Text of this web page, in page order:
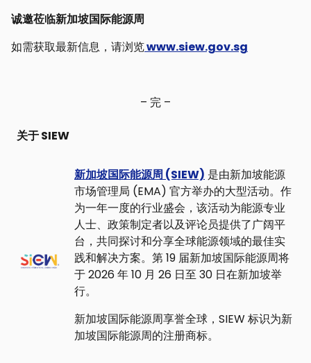
诚邀莅临新加坡国际能源周
如需获取最新信息，请浏览www.siew.gov.sg
– 完 –
关于 SIEW
新加坡国际能源周 (SIEW) 是由新加坡能源
市场管理局 (EMA) 官方举办的大型活动。作
为一年一度的行业盛会，该活动为能源专业
人士、政策制定者以及评论员提供了广阔平
台，共同探讨和分享全球能源领域的最佳实
践和解决方案。第 19 届新加坡国际能源周将
于 2026 年 10 月 26 日至 30 日在新加坡举
行。
新加坡国际能源周享誉全球，SIEW 标识为新
加坡国际能源周的注册商标。